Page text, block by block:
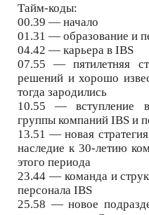
Тайм-коды:
00.39 — начало
01.31 — образование и
04.42 — карьера в IBS
07.55 — пятилетняя
решений и хорошо
тогда зародились
10.55 — вступление в
группы компаний IBS и
13.51 — новая
наследие к 30-летию
этого периода
23.44 — команда и
персонала IBS
25.58 — новое